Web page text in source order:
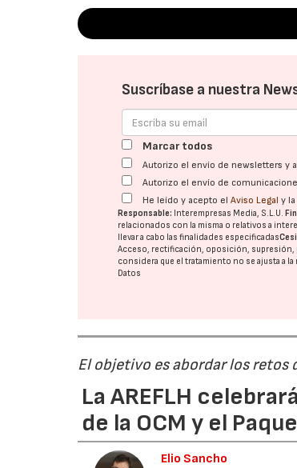
Suscríbase a nuestra
Marcar todos
Autorizo el envío de newsletters y
Autorizo el envío de
He leído y acepto elAviso Legal y la
Responsable: Interempresas Media, S.L.U.
relacionados con la misma o relativos a
llevar a cabo las finalidades especificadas
Acceso, rectificación, oposición, supresión,
considera que el tratamiento no se ajusta a
Datos
El objetivo es abordar los retos
La AREFLH
de la OCM y el
Elio Sancho